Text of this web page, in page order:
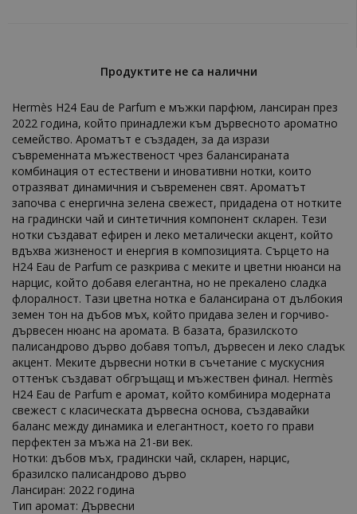
Продуктите не са налични
Hermès H24 Eau de Parfum е мъжки парфюм, лансиран през
2022 година, който принадлежи към дървесното ароматно
семейство. Ароматът е създаден, за да изрази
съвременната мъжественост чрез балансираната
комбинация от естествени и иновативни нотки, които
отразяват динамичния и съвременен свят. Ароматът
започва с енергична зелена свежест, придадена от нотките
на градински чай и синтетичния компонент скларен. Тези
нотки създават ефирен и леко металически акцент, който
вдъхва жизненост и енергия в композицията. Сърцето на
H24 Eau de Parfum се разкрива с меките и цветни нюанси на
нарцис, който добавя елегантна, но не прекалено сладка
флоралност. Тази цветна нотка е балансирана от дълбокия
земен тон на дъбов мъх, който придава зелен и горчиво-
дървесен нюанс на аромата. В базата, бразилското
палисандрово дърво добавя топъл, дървесен и леко сладък
акцент. Меките дървесни нотки в съчетание с мускусния
оттенък създават обгръщащ и мъжествен финал. Hermès
H24 Eau de Parfum е аромат, който комбинира модерната
свежест с класическата дървесна основа, създавайки
баланс между динамика и елегантност, което го прави
перфектен за мъжа на 21-ви век.
Нотки: дъбов мъх, градински чай, скларен, нарцис,
бразилско палисандрово дърво
Лансиран: 2022 година
Тип аромат: Дървесни